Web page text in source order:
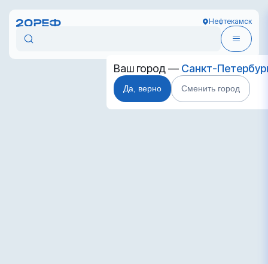
Нефтекамск
Ваш город — Санкт-
Да, верно Сменить город